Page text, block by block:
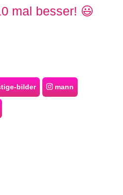
mal besser! 😃
bilder mann